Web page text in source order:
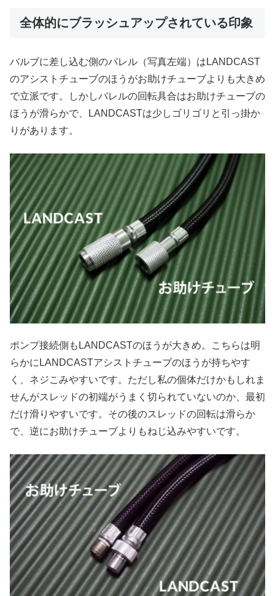
全体的にブラッシュアップされている印象
バルブに差し込む側のバレル（写真左端）はLANDCAST
のアシストチューブのほうがお助けチューブよりも大きめ
で立派です。しかしバレルの回転具合はお助けチューブの
ほうが滑らかで、LANDCASTは少しゴリゴリと引っ掛か
りがあります。
ポンプ接続側もLANDCASTのほうが大きめ。こちらは明
らかにLANDCASTアシストチューブのほうが持ちやす
く、ネジこみやすいです。ただし私の個体だけかもしれま
せんがスレッドの初端がうまく切られていないのか、最初
だけ滑りやすいです。その後のスレッドの回転は滑らか
で、逆にお助けチューブよりもねじ込みやすいです。